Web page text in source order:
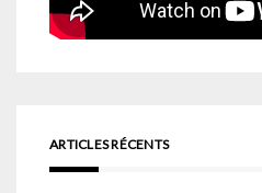
ARTICLES RÉCENTS